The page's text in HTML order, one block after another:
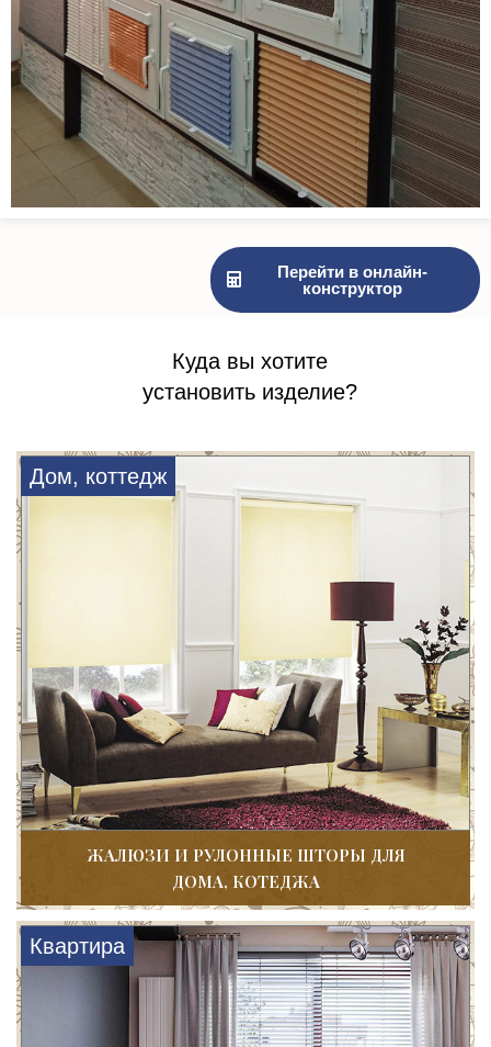
Перейти в онлайн-
конструктор
Куда вы хотите
установить изделие?
Дом, коттедж
ЖАЛЮЗИ И РУЛОННЫЕ ШТОРЫ ДЛЯ
ДОМА, КОТЕДЖА
Квартира